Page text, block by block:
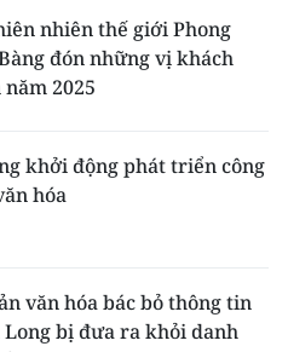
nhiên thế giới Phong
đón những vị khách
2025
khởi động phát triển công
hóa
văn hóa bác bỏ thông tin
bị đưa ra khỏi danh